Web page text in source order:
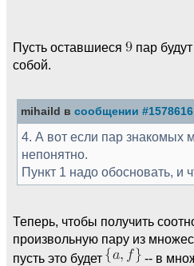
Пусть оставшиеся
пар
собой.
mihaild в сообщении #1578616
4. А вот если пар знакомых
непонятно.
Пункт 1 надо обосновать, и
Теперь, чтобы получить
произвольную пару из
пусть это будет
-- в